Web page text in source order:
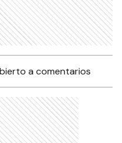
a comentarios